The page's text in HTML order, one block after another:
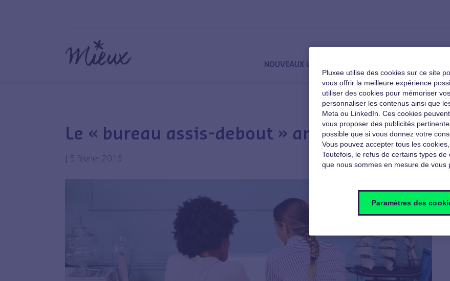
NOUVEAUX USAGES
Le « bureau assis-debout » arrive en France
5 février 2016
Pluxee utilise des cookies sur ce site
vous offrir la meilleure expérience
utiliser des cookies pour mémoriser
personnaliser les contenus ainsi que
Meta ou LinkedIn. Ces cookies
vous proposer des publicités
possible que si vous donnez votre
Vous pouvez accepter tous les
Toutefois, le refus de certains types
que nous sommes en mesure de vous
Paramètres des